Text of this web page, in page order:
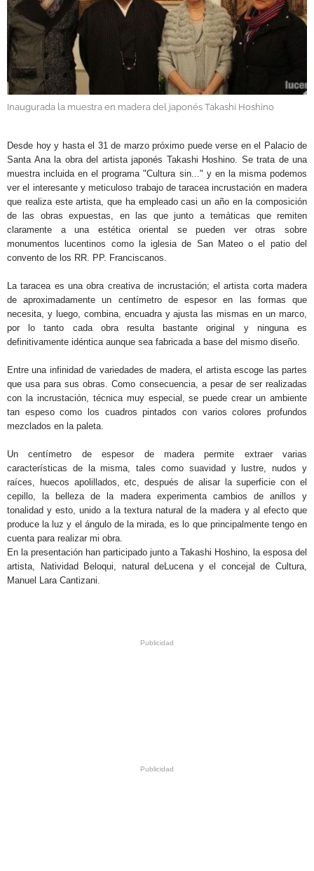
NECROLÓGICAS
GALERÍAS
Inaugurada la muestra en madera del japonés Takashi Hoshino
Desde hoy y hasta el 31 de marzo próximo puede verse en el Palacio de
Santa Ana la obra del artista japonés Takashi Hoshino. Se trata de una
muestra incluida en el programa "Cultura sin..." y en la misma podemos
ver el interesante y meticuloso trabajo de taracea incrustación en madera
que realiza este artista, que ha empleado casi un año en la composición
de las obras expuestas, en las que junto a temáticas que remiten
claramente a una estética oriental se pueden ver otras sobre
monumentos lucentinos como la iglesia de San Mateo o el patio del
convento de los RR. PP. Franciscanos.
La taracea es una obra creativa de incrustación; el artista corta madera
de aproximadamente un centímetro de espesor en las formas que
necesita, y luego, combina, encuadra y ajusta las mismas en un marco,
por lo tanto cada obra resulta bastante original y ninguna es
definitivamente idéntica aunque sea fabricada a base del mismo diseño.
Entre una infinidad de variedades de madera, el artista escoge las partes
que usa para sus obras. Como consecuencia, a pesar de ser realizadas
con la incrustación, técnica muy especial, se puede crear un ambiente
tan espeso como los cuadros pintados con varios colores profundos
mezclados en la paleta.
Un centímetro de espesor de madera permite extraer varias
características de la misma, tales como suavidad y lustre, nudos y
raíces, huecos apolillados, etc, después de alisar la superficie con el
cepillo, la belleza de la madera experimenta cambios de anillos y
tonalidad y esto, unido a la textura natural de la madera y al efecto que
produce la luz y el ángulo de la mirada, es lo que principalmente tengo en
cuenta para realizar mi obra.
En la presentación han participado junto a Takashi Hoshino, la esposa del
artista, Natividad Beloqui, natural deLucena y el concejal de Cultura,
Manuel Lara Cantizani.